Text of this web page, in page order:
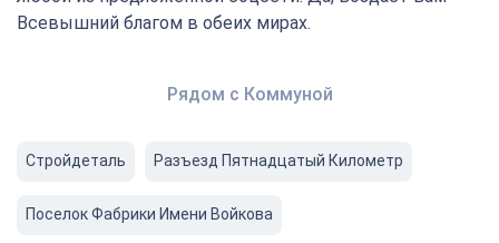
Всевышний благом в обеих мирах.
Рядом с Коммуной
Стройдеталь Разъезд Пятнадцатый Километр
Поселок Фабрики Имени Войкова